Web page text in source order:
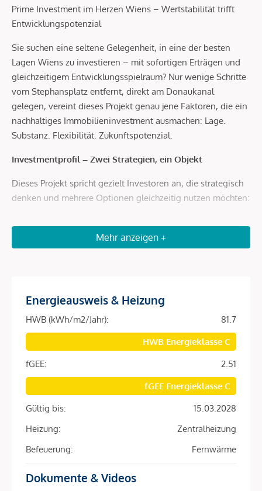
Prime Investment im Herzen Wiens – Wertstabilität trifft
Entwicklungspotenzial
Sie suchen eine seltene Gelegenheit, in eine der besten
Lagen Wiens zu investieren – mit sofortigen Erträgen und
gleichzeitigem Entwicklungsspielraum? Nur wenige Schritte
vom Stephansplatz entfernt, direkt am Donaukanal
gelegen, vereint dieses Projekt genau jene Faktoren, die ein
nachhaltiges Immobilieninvestment ausmachen: Lage.
Substanz. Flexibilität. Zukunftspotenzial.
Investmentprofil – Zwei Strategien, ein Objekt
Dieses Projekt spricht gezielt Investoren an, die strategisch
denken und mehrere Optionen gleichzeitig nutzen möchten:
Ein Teil der Einheiten ist unbefristet vermietet und generiert
Value-Add durch Sanierung
Parallel dazu stehen bestandsfreie sowie
sanierungsbedürftige Einheiten zur Verfügung.
Individuelle Neugestaltung möglich
Optimierung von Grundrissen dank Skelettbauweise
Wertsteigerung durch gezielte Aufwertung
Das Projekt im Überblick
39 Wohn- und Gewerbeeinheiten
Teilweise mit Dachterrassen ausgestattet
Mehr anzeigen +
Energieausweis & Heizung
HWB (kWh/m2/Jahr):
81.7
HWB Energieklasse C
fGEE:
2.51
fGEE Energieklasse C
Gültig bis:
15.03.2028
Heizung:
Zentralheizung
Befeuerung:
Fernwärme
Dokumente & Videos